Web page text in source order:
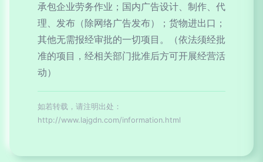
承包企业劳务作业；国内广告设计、制作、代
理、发布（除网络广告发布）；货物进出口；
其他无需报经审批的一切项目。（依法须经批
准的项目，经相关部门批准后方可开展经营活
动）
如若转载，请注明出处：
http://www.lajgdn.com/information.html